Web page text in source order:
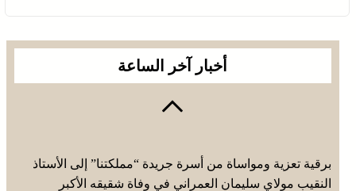
أخبار آخر الساعة
برقية تعزية ومواساة من أسرة جريدة “مملكتنا” إلى الأستاذ
النقيب مولاي سليمان العمراني في وفاة شقيقه الأكبر